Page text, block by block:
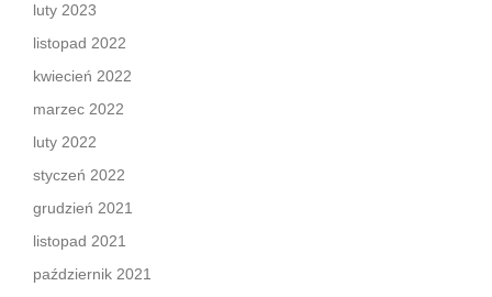
luty 2023
listopad 2022
kwiecień 2022
marzec 2022
luty 2022
styczeń 2022
grudzień 2021
listopad 2021
październik 2021